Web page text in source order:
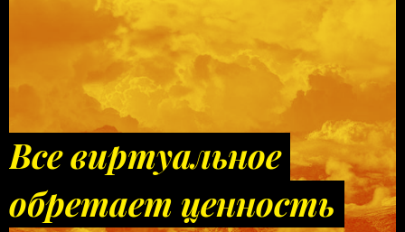
Все виртуальное
обретает ценность